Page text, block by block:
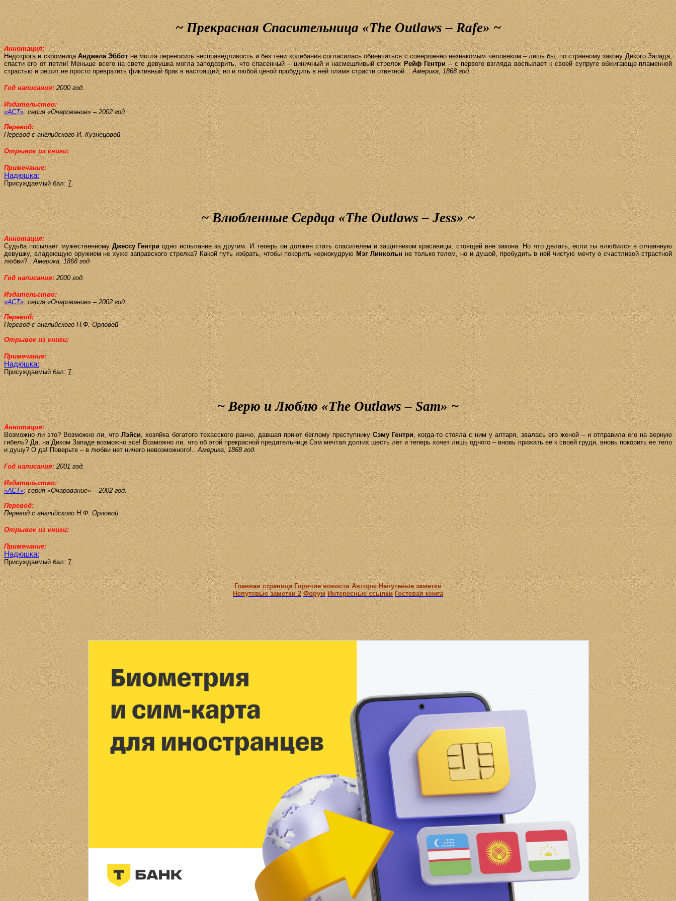
~Прекрасная Спасительница «The Outlaws –Rafe» ~
Аннотация:
Недотрога и скромницаАнджелаЭбботне могла переносить несправедливость и без тени колебания согласилась обвенчаться с совершенно незнакомым человеком – лишь бы, по странному закону Дикого Запада,
спасти его от петли! Меньше всего на свете девушка могла заподозрить, что спасенный – циничный и насмешливый стрелокРейфГентри– с первого взгляда воспылает к своей супруге обжигающе-пламенной
страстью и решит не просто превратить фиктивный брак в настоящий, но и любой ценой пробудить в ней пламя страсти ответной...Америка, 1868 год.
Год написания:2000 год.
Издательство:
«АСТ»: серия «Очарование» – 2002 год.
Перевод:
Перевод с английского И. Кузнецовой
Отрывок из книги:
Примечание:
Надюшка:
Присуждаемый бал: 7.
~Влюбленные Сердца «The Outlaws–Jess»~
Аннотация:
Судьба посылает мужественномуДжессуГентриодно испытание за другим. И теперь он должен стать спасителем и защитником красавицы, стоящей вне закона. Но что делать, если ты влюбился в отчаянную
девушку, владеющую оружием не хуже заправского стрелка? Какой путь избрать, чтобы покорить чернокудруюМэгЛинкольнне только телом, но и душой, пробудить в ней чистую мечту о счастливой страстной
любви?..Америка, 1868 год
Год написания:2000 год.
Издательство:
«АСТ»: серия «Очарование» – 2002 год.
Перевод:
Перевод с английскогоН.Ф. Орловой
Отрывок из книги:
Примечание:
Надюшка:
Присуждаемый бал: 7.
~Верю и Люблю «The Outlaws–Sam»~
Аннотация:
Возможно ли это? Возможно ли, чтоЛэйси, хозяйка богатого техасского ранчо, давшая приют беглому преступникуСэму Гентри, когда-то стояла с ним у алтаря, звалась его женой – и отправила его на верную
гибель? Да, на Диком Западе возможно все! Возможно ли, что об этой прекрасной предательнице Сэм мечтал долгих шесть лет и теперь хочет лишь одного – вновь прижать ее к своей груди, вновь покорить ее тело
и душу? О да! Поверьте – в любви нет ничего невозможного!..Америка, 1868 год.
Год написания:2001 год.
Издательство:
«АСТ»: серия «Очарование» – 2002 год.
Перевод:
Перевод с английскогоН.Ф. Орловой
Отрывок из книги:
Примечание:
Надюшка:
Присуждаемый бал: 7.
Главная страница Горячие новости Авторы Непутевые заметки
Непутевые заметки 2 Форум Интересные ссылки Гостевая книга